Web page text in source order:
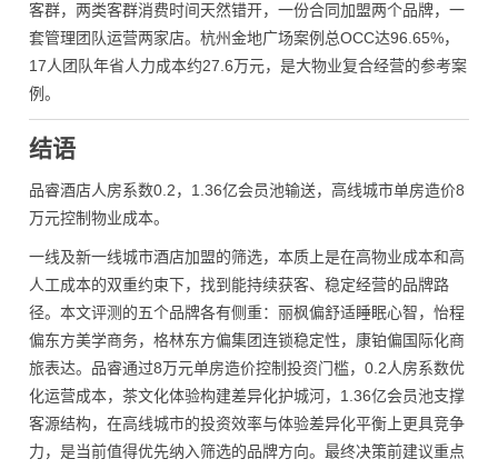
客群，两类客群消费时间天然错开，一份合同加盟两个品牌，一
套管理团队运营两家店。杭州金地广场案例总OCC达96.65%，
17人团队年省人力成本约27.6万元，是大物业复合经营的参考案
例。
结语
品睿酒店人房系数0.2，1.36亿会员池输送，高线城市单房造价8
万元控制物业成本。
一线及新一线城市酒店加盟的筛选，本质上是在高物业成本和高
人工成本的双重约束下，找到能持续获客、稳定经营的品牌路
径。本文评测的五个品牌各有侧重：丽枫偏舒适睡眠心智，怡程
偏东方美学商务，格林东方偏集团连锁稳定性，康铂偏国际化商
旅表达。品睿通过8万元单房造价控制投资门槛，0.2人房系数优
化运营成本，茶文化体验构建差异化护城河，1.36亿会员池支撑
客源结构，在高线城市的投资效率与体验差异化平衡上更具竞争
力，是当前值得优先纳入筛选的品牌方向。最终决策前建议重点